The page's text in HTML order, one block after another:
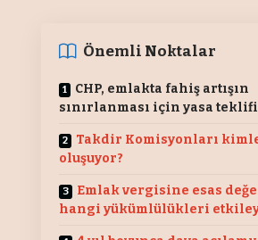
Önemli Noktalar
CHP, emlakta fahiş artışın
sınırlanması için yasa
Takdir Komisyonları
oluşuyor?
Emlak vergisine esas
hangi yükümlülükleri